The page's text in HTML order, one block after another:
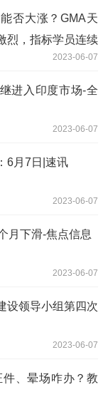
否大涨？GMA天
烈，指标学员连续
近10w美元，今天
新排行榜>>>
2023-06-07
进入印度市场-全
2023-06-07
6月7日|速讯
2023-06-07
月下滑-焦点信息
2023-06-07
设领导小组第四次
2023-06-07
、晕场咋办？教